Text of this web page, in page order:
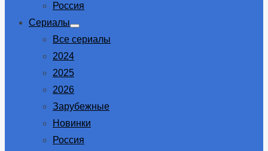
Россия
Сериалы
Show
sub
Все сериалы
2024
2025
2026
Зарубежные
Новинки
Россия